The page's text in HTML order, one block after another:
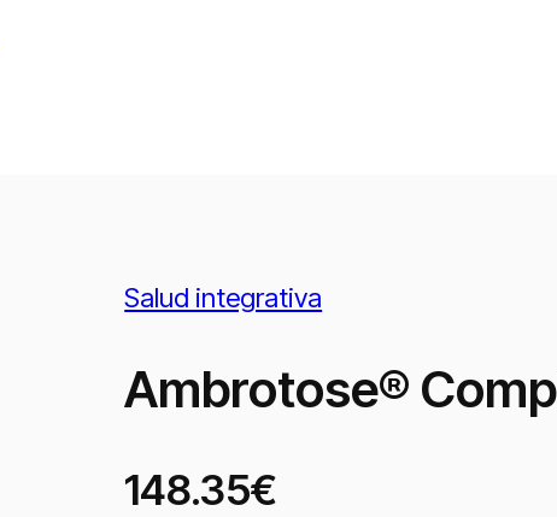
Salud integrativa
Ambrotose®
148.35€